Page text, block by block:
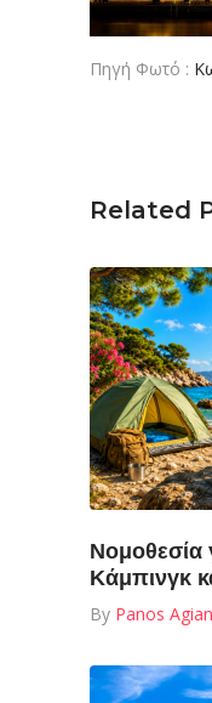
Πηγή Φωτό :
Related
Νομοθεσία
Κάμπινγκ
By Panos